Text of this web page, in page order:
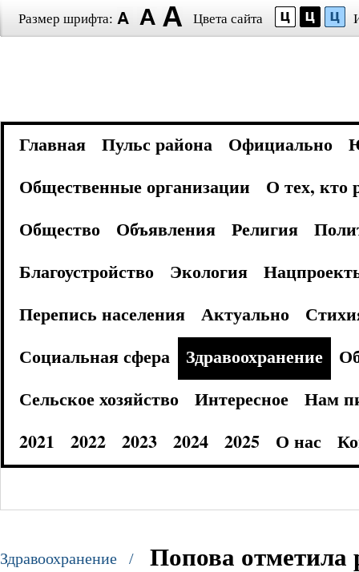
Размер шрифта: Цвета сайта
Главная Пульс района Официально
Общественные организации
О тех, кто
Общество
Объявления Религия
Благоустройство
Экология
Перепись населения
Актуально
Социальная сфера
Здравоохранение
Сельское хозяйство
Интересное
Нам
2021
2022 2023 2024 2025 О нас
Здравоохранение /
Попова отметила